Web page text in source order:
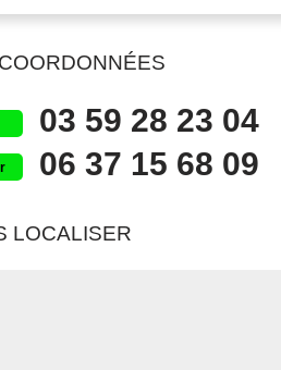
03 59 28 23 04
06 37 15 68 09
LOCALISER